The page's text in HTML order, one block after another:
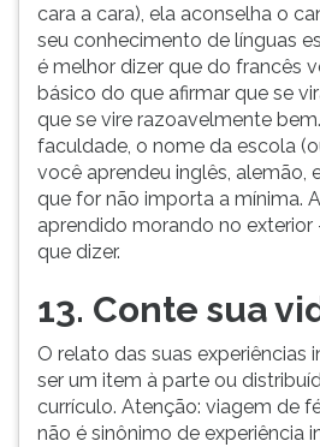
cara a cara), ela aconselha o
seu conhecimento de línguas
é melhor dizer que do francês
básico do que afirmar que se
que se vire razoavelmente
faculdade, o nome da escola
você aprendeu inglês, alemão,
que for não importa a mínima.
aprendido morando no exterior
que dizer.
13. Conte sua
O relato das suas experiências
ser um item à parte ou
currículo. Atenção: viagem de
não é sinônimo de experiência